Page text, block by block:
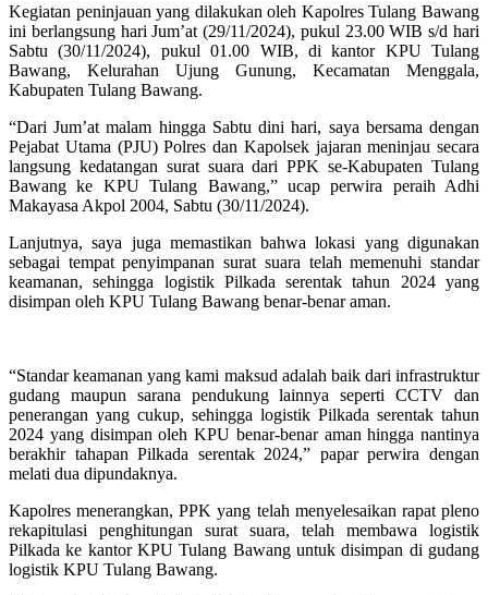
Kegiatan peninjauan yang dilakukan oleh Kapolres Tulang Bawang
ini berlangsung hari Jum’at (29/11/2024), pukul 23.00 WIB s/d hari
Sabtu (30/11/2024), pukul 01.00 WIB, di kantor KPU Tulang
Bawang, Kelurahan Ujung Gunung, Kecamatan Menggala,
Kabupaten Tulang Bawang.
“Dari Jum’at malam hingga Sabtu dini hari, saya bersama dengan
Pejabat Utama (PJU) Polres dan Kapolsek jajaran meninjau secara
langsung kedatangan surat suara dari PPK se-Kabupaten Tulang
Bawang ke KPU Tulang Bawang,” ucap perwira peraih Adhi
Makayasa Akpol 2004, Sabtu (30/11/2024).
Lanjutnya, saya juga memastikan bahwa lokasi yang digunakan
sebagai tempat penyimpanan surat suara telah memenuhi standar
keamanan, sehingga logistik Pilkada serentak tahun 2024 yang
disimpan oleh KPU Tulang Bawang benar-benar aman.
“Standar keamanan yang kami maksud adalah baik dari infrastruktur
gudang maupun sarana pendukung lainnya seperti CCTV dan
penerangan yang cukup, sehingga logistik Pilkada serentak tahun
2024 yang disimpan oleh KPU benar-benar aman hingga nantinya
berakhir tahapan Pilkada serentak 2024,” papar perwira dengan
melati dua dipundaknya.
Kapolres menerangkan, PPK yang telah menyelesaikan rapat pleno
rekapitulasi penghitungan surat suara, telah membawa logistik
Pilkada ke kantor KPU Tulang Bawang untuk disimpan di gudang
logistik KPU Tulang Bawang.